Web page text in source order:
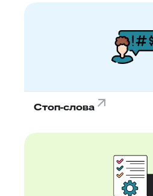
Стоп-слова